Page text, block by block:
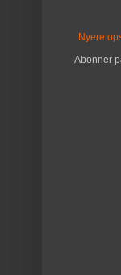
Nyere
Abonner